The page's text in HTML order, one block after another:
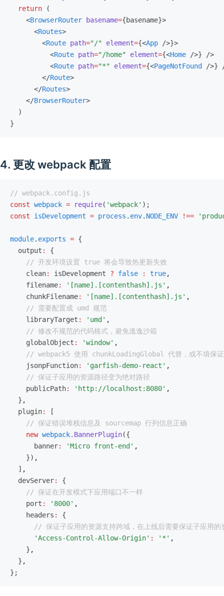
  return
(
    <
BrowserRouter basename={basename}>
      <
Routes>
        <
Route path="/" element={<App />}>
          <
Route path="/home" element={<Home />} />
          <
Route path="*" element={<PageNotFound
/>}
        </
Route>
      </
Routes>
    </
BrowserRouter>
  )
}
4. 更改 webpack 配置
// webpack.config.js
const webpack = require( 'webpack' );
const isDevelopment = process . env. NODE_ENV !==
module. exports = {
  output
:
{
    // 开发环境设置 true 将会导致热更新失效
    clean
: isDevelopment ? false : true,
    filename
: '[name].[contenthash].js' ,
    chunkFilename
: '[name].[contenthash].js' ,
    // 需要配置成 umd 规范
    libraryTarget
: 'umd' ,
    // 修改不规范的代码格式，避免逃逸沙箱
    globalObject
: 'window' ,
// webpack5 使用 chunkLoadingGlobal 代替，或不填保
    jsonpFunction
: 'garfish-demo-react' ,
    // 保证子应用的资源路径变为绝对路径
    publicPath
: 'http://localhost:8080' ,
  }
,
  plugin
:
[
    // 保证错误堆栈信息及 sourcemap 行列信息正确
    new
webpack.BannerPlugin({
      banner
: 'Micro front-end' ,
    })
,
  ]
,
  devServer
:
{
    // 保证在开发模式下应用端口不一样
    port
: '8000' ,
    headers
:
{
// 保证子应用的资源支持跨域，在上线后需要保证子应用
      'Access-Control-Allow-Origin'
: '*' ,
    }
,
  }
,
};